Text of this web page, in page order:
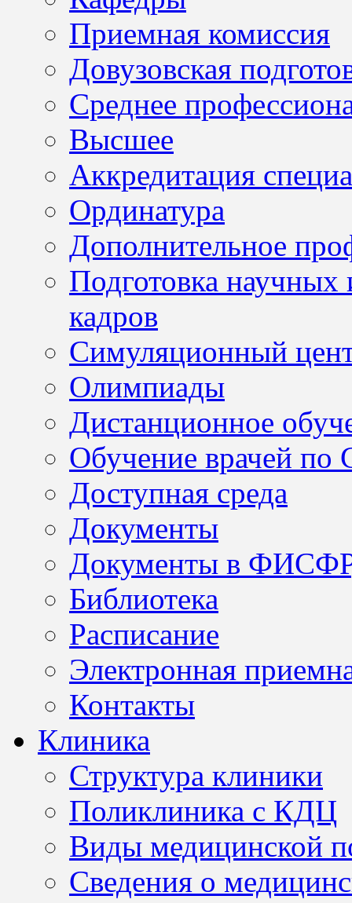
Приемная комиссия
Довузовская
Среднее
Высшее
Аккредитация
Ординатура
Дополнительное
Подготовка научных
кадров
Симуляционный
Олимпиады
Дистанционное
Обучение врачей по
Доступная среда
Документы
Документы в
Библиотека
Расписание
Электронная
Контакты
Клиника
Структура клиники
Поликлиника с КДЦ
Виды медицинской
Сведения о